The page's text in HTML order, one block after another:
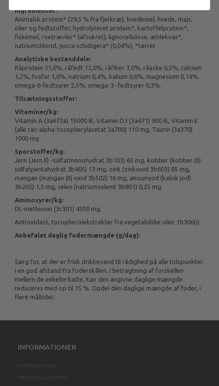
Ingredienser:
Animalsk protein* (29,5 % fra fjerkræ), hvedemel, hvede, majs,
olier og fedtstoffer, hydrolyseret protein*, kartoffelprotein*,
fiskemel, roetrævler* (afsukret), lignocellulose, æblekvas*,
natriumchlorid, yucca schidigera* (0,04%); *tørret
Analytiske bestanddele:
Råprotein 31,0%, råfedt 12,0%, råfiber 3,0%, råaske 6,5%, calcium
1,2%, fosfor 1,0%, natrium 0,4%, kalium 0,6%, magnesium 0,14%,
omega-6-fedtsyrer 2,5%, omega-3- fedtsyrer 0,3%.
Tilsætningsstoffer:
Vitaminer/kg:
Vitamin A (3a672a) 15000 IE, Vitamin D3 (3a671) 900 IE, Vitamin E
(alle rac-alpha-tocopherylacetat 3a700) 110 mg, Taurin (3a370)
1000 mg
Sporstoffer/kg:
Jern (Jern II) -sulfatmonohydrat 3b103) 65 mg, kobber (kobber (II)
sulfatpentahydrat 3b405) 13 mg, zink (zinkoxid 3b603) 85 mg,
mangan (mangan (II) oxid 3b502) 16 mg, anciumjod (kalisk jod)
3b202) 1,5 mg, selen (natriumselenit 3b801) 0,25 mg
Aminosyrer/kg:
DL-methionin (3c301) 4500 mg.
Antioxidant, tocopherolekstrakter fra vegetabilske olier 1b306(i)
Anbefalet daglig fodermængde (g/dag):
Sørg for, at der er frisk drikkevand til rådighed på alle tidspunkter,
i en god afstand fra foderskålen. I betragtning af forskellen
mellem de enkelte katte, kan den angivne daglige mængde
reduceres med op til 15 %. Opdel den daglige mængde af foder, i
flere måltider.
INFORMATIONER
FORTROLIGHED
FRAGT OG LEVERING